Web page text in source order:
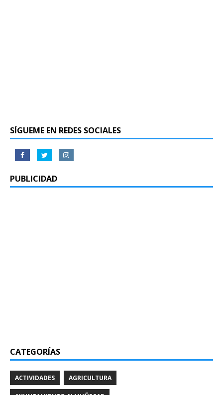
SÍGUEME EN REDES SOCIALES
PUBLICIDAD
CATEGORÍAS
ACTIVIDADES AGRICULTURA